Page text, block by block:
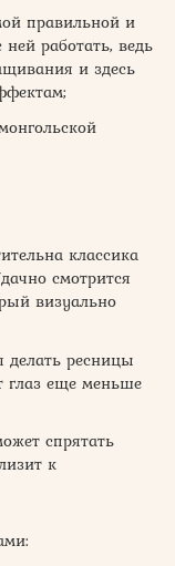
правильной и
работать, ведь
и здесь
классика
смотрится
визуально
делать ресницы
глаз еще меньше
спрятать
к